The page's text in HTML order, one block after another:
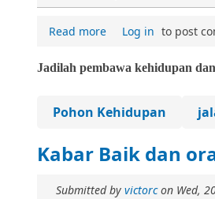
Read more Log in to post
Jadilah pembawa kehidupan
Pohon Kehidupan
Kabar Baik dan
Submitted by victorcon Wed,